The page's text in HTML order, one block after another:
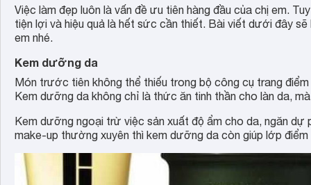
Việc làm đẹp luôn là vấn đề ưu tiên hàng đầu của chị em.
tiện lợi và hiệu quả là hết sức cần thiết. Bài viết dưới đây
em nhé.
Kem dưỡng da
Món trước tiên không thể thiếu trong bộ công cụ trang
Kem dưỡng da không chỉ là thức ăn tinh thần cho làn da,
Kem dưỡng ngoại trừ việc sản xuất độ ẩm cho da, ngăn dự
make-up thường xuyên thì kem dưỡng da còn giúp lớp